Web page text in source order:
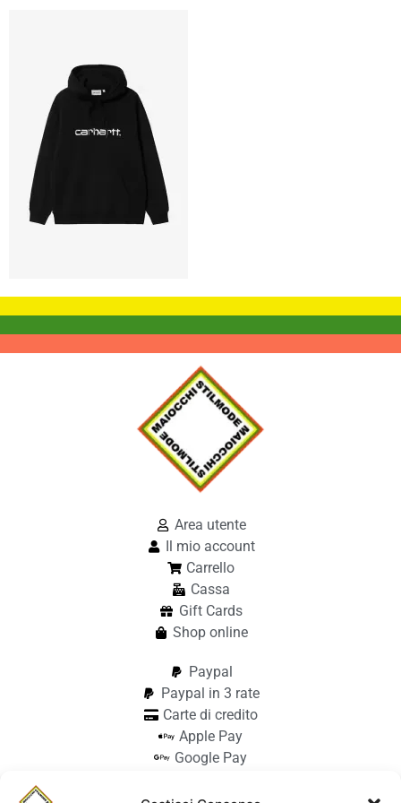
Area utente
Il mio account
Carrello
Cassa
Gift Cards
Shop online
Paypal
Paypal in 3 rate
Carte di credito
Apple Pay
Google Pay